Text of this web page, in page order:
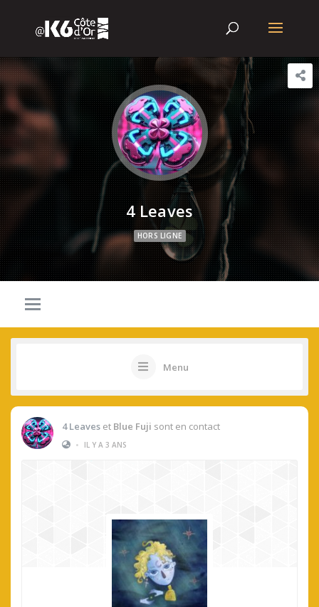
4 Leaves
HORS LIGNE
Menu
4 Leaves et Blue Fuji sont en contact
•
IL Y A 3 ANS